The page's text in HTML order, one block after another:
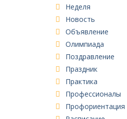
Неделя
Новость
Объявление
Олимпиада
Поздравление
Праздник
Практика
Профессионалы
Профориентация